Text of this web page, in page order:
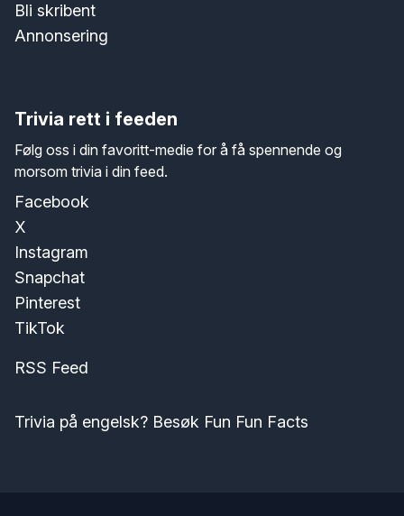
Bli skribent
Annonsering
Trivia rett i feeden
Følg oss i din favoritt-medie for å få spennende og
morsom trivia i din feed.
Facebook
X
Instagram
Snapchat
Pinterest
TikTok
RSS Feed
Trivia på engelsk? Besøk Fun Fun Facts